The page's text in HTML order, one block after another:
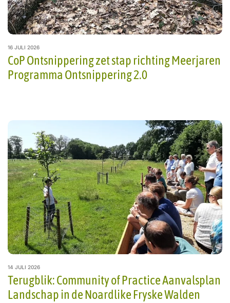
16 JULI 2026
CoP Ontsnippering zet stap richting Meerjaren
Programma Ontsnippering 2.0
14 JULI 2026
Terugblik: Community of Practice Aanvalsplan
Landschap in de Noardlike Fryske Walden